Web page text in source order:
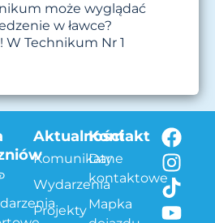
może wyglądać
w ławce?
W Technikum Nr 1
Aktualności
Komunikaty
Wydarzenia
Projekty
Kontakt
Dane
kontaktowe
Mapka